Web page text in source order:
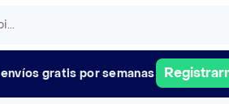
envíos gratis por semanas